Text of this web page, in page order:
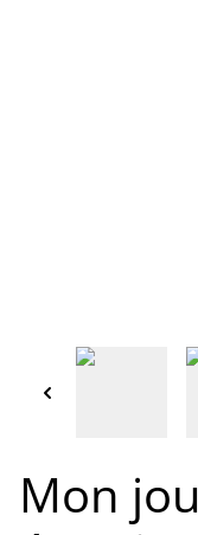
Mon